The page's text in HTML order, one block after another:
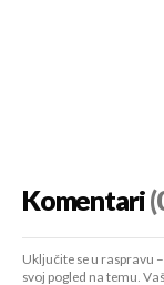
Komentari
Uključite se u raspravu
svoj pogled na temu.